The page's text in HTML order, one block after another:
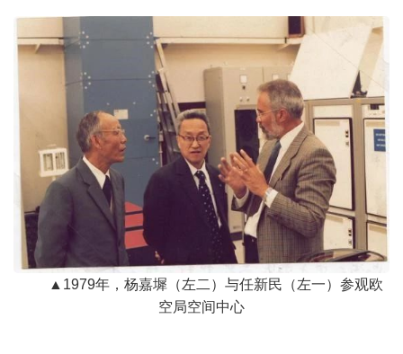
▲1979年，杨嘉墀（左二）与任新民（左一）参观欧
空局空间中心